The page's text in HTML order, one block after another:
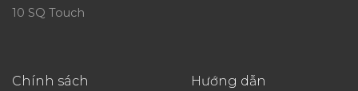
10 SQ Touch
Chính sách Hướng dẫn